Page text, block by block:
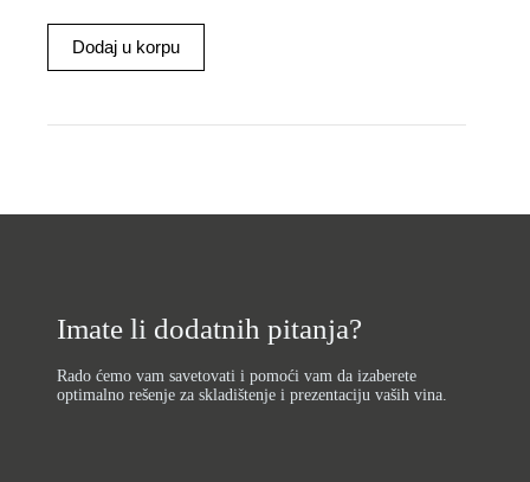
Dodaj u korpu
Imate li dodatnih pitanja?
Rado ćemo vam savetovati i pomoći vam da izaberete
optimalno rešenje za skladištenje i prezentaciju vaših vina.